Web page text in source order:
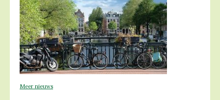
Meer nieuws